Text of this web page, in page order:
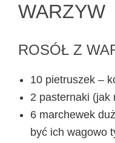
WARZYW
ROSÓŁ Z
10 pietruszek –
2 pasternaki (jak
6 marchewek
być ich wagowo